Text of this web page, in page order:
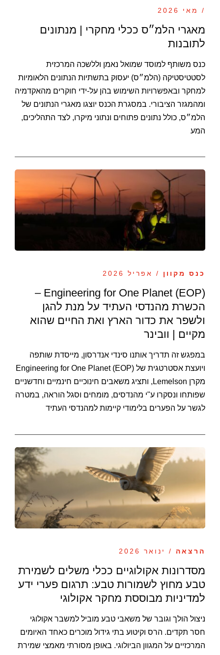
/ מאי 2026
מאגרי הלמ״ס ככלי מחקרי | מנתונים
לתובנות
כנס משותף למוסד שמואל נאמן וללשכה המרכזית
לסטטיסטיקה (הלמ״ס) יעסוק בתשתיות הנתונים הלאומיות
למחקר ובאפשרויות השימוש בהן על-ידי חוקרים מהאקדמיה
ומהמגזר הציבורי. במסגרת הכנס יוצגו מאגרי הנתונים של
הלמ״ס, כולל נתונים פתוחים ונתוני מיקרו, לצד התהליכים,
המע
כנס מקוון / אפריל 2026
Engineering for One Planet (EOP) –
הכשרת מהנדסי העתיד על מנת להגן
ולשפר את כדור הארץ ואת החיים שהוא
מקיים | וובינר
במפגש זה תדריך אותנו סינדי אנדרסון, מייסדת שותפה
ויועצת אסטרטגית של Engineering for One Planet (EOP)
מקרן Lemelson, ותציג משאבים חינוכיים חינמיים וחדשניים
שפותחו ונסקרו ע"י מהנדסים, מומחים וסגל הוראה, במטרה
לגשר על הפערים בלימודי קיימות למהנדסי העתיד
הרצאה / ינואר 2026
מסדרונות אקולוגיים ככלי משלים לשמירת
טבע מחוץ לשמורות טבע: תרגום פערי ידע
למדיניות מבוססת מחקר אקולוגי
ניצול הולך וגובר של משאבי טבע מוביל למשבר אקולוגי
חסר תקדים. הרס וקיטוע בתי גידול מוכרים כאחד האיומים
המרכזיים על המגוון הביולוגי. באופן מסורתי מאמצי שמירת